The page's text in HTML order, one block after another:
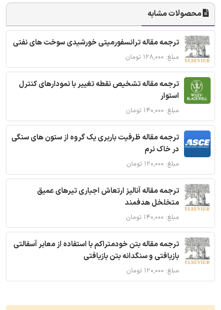
محصولات مشابه
ترجمه مقاله ترانسفورمیتی خورشیدی سوخت های نفتی
مبلغ: ۱۲۸,۰۰۰ تومان
ترجمه مقاله تشخیص نقطه تغییر با نمودارهای کنترل
استوار
مبلغ: ۱۴۰,۰۰۰ تومان
ترجمه مقاله ظرفیت باربری یک گروه از ستون های سنگی
در خاک نرم
مبلغ: ۱۲۰,۰۰۰ تومان
ترجمه مقاله آنالیز ارتعاش اجباری تیرهای عمیق
متخلخل هدفمند
مبلغ: ۱۴۰,۰۰۰ تومان
ترجمه مقاله بتن خودمتراکم با استفاده از معابر آسفالتی
بازیافتی و سنگدانه بتن بازیافتی
مبلغ: ۱۲۰,۰۰۰ تومان